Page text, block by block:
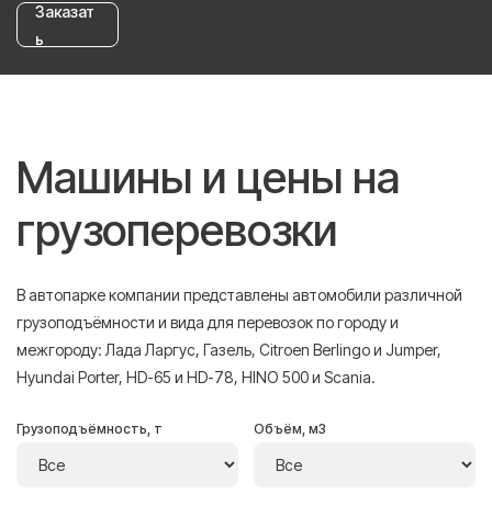
Заказат
ь
Машины и цены на
грузоперевозки
В автопарке компании представлены автомобили различной
грузоподъёмности и вида для перевозок по городу и
межгороду: Лада Ларгус, Газель, Citroen Berlingo и Jumper,
Hyundai Porter, HD-65 и HD-78, HINO 500 и Scania.
Грузоподъёмность, т Объём, м3